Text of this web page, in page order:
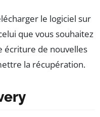
le logiciel sur
que vous souhaitez
écriture de nouvelles
la récupération.